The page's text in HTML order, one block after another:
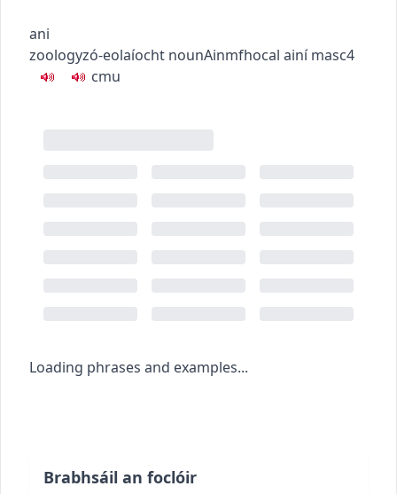
ani
zoologyzó-eolaíocht nounAinmfhocal ainí masc4
cmu
Loading phrases and examples...
Brabhsáil an foclóir